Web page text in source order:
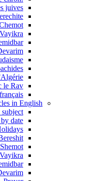
juives
le Rav
in English
date